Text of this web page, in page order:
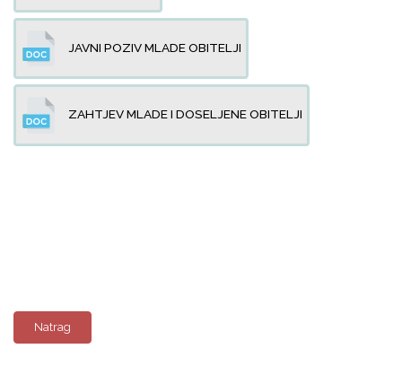
JAVNI POZIV MLADE OBITELJI
ZAHTJEV MLADE I DOSELJENE OBITELJI
Natrag